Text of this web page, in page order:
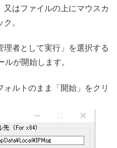
はファイルの上にマウスカ
。
理者として実行」を選択する
ルが開始します。
ルトのまま「開始」をクリ